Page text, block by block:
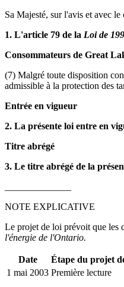
Sa Majesté, sur l'avis et avec
1. L'article 79 de la Loi de
Consommateurs de Great
(7) Malgré toute disposition
admissible à la protection des
Entrée en vigueur
2. La présente loi entre en
Titre abrégé
3. Le titre abrégé de la
NOTE EXPLICATIVE
Le projet de loi prévoit que les
l'énergie de l'Ontario.
Date Étape du projet
1 mai 2003 Première lecture